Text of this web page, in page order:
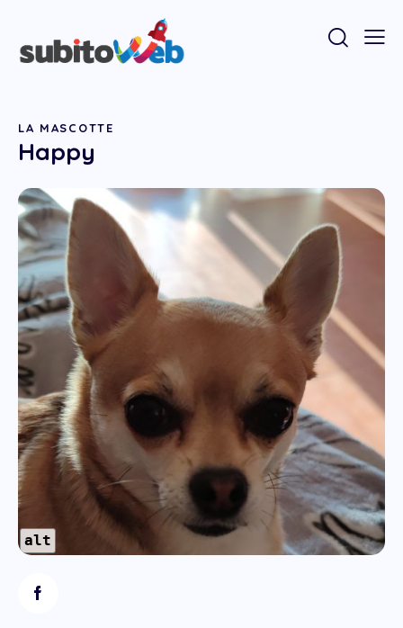
LA MASCOTTE
Happy
alt